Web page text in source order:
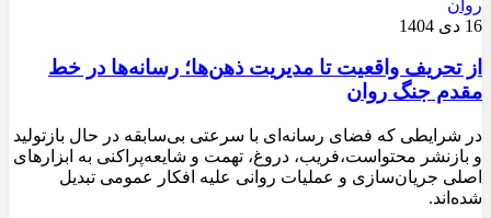
16 دی 1404
از تحریف واقعیت تا مدیریت ذهن‌ها؛ رسانه‌ها در خط
مقدم جنگ روان
در شرایطی که فضای رسانه‌ای با سرعتی بی‌سابقه در حال بازتولید
و بازنشر محتواست،فریب، دروغ، تهمت و شایعه‌پراکنی به ابزارهای
اصلی جریان‌سازی و عملیات روانی علیه افکار عمومی تبدیل
شده‌اند.